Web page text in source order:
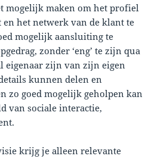
mogelijk maken om het profiel
en het netwerk van de klant te
mogelijk aansluiting te
zonder ‘eng’ te zijn qua
eigenaar zijn van zijn eigen
kunnen delen en
zo goed mogelijk geholpen kan
van sociale interactie,
krijg je alleen relevante